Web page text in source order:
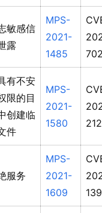
敏感信
露
MPS-
2021-
1485
有不安
限的目
创建临
件
MPS-
2021-
1580
服务
MPS-
2021-
1609